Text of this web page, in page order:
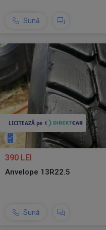
Sună
390 LEI
Anvelope 13R22.5
Sună